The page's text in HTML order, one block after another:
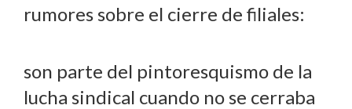
rumores sobre el cierre de filiales:
son parte del pintoresquismo de la
lucha sindical cuando no se cerraba